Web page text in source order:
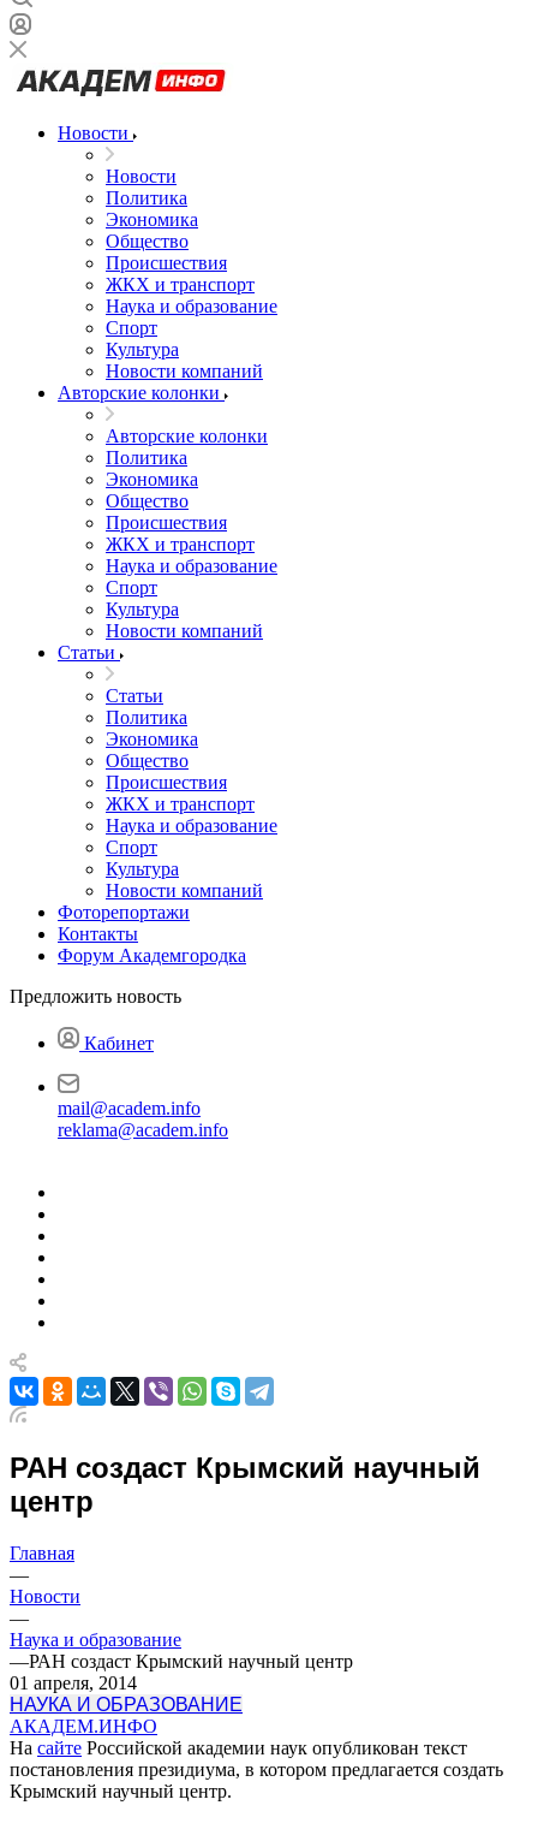
Новости
Новости
Политика
Экономика
Общество
Происшествия
ЖКХ и транспорт
Наука и образование
Спорт
Культура
Новости компаний
Авторские колонки
Авторские колонки
Политика
Экономика
Общество
Происшествия
ЖКХ и транспорт
Наука и образование
Спорт
Культура
Новости компаний
Статьи
Статьи
Политика
Экономика
Общество
Происшествия
ЖКХ и транспорт
Наука и образование
Спорт
Культура
Новости компаний
Фоторепортажи
Контакты
Форум Академгородка
Предложить новость
Кабинет
mail@academ.info
reklama@academ.info
РАН создаст Крымский научный
центр
Главная
—
Новости
—
Наука и образование
—РАН создаст Крымский научный центр
01 апреля, 2014
НАУКА И ОБРАЗОВАНИЕ
АКАДЕМ.ИНФО
На сайте Российской академии наук опубликован текст
постановления президиума, в котором предлагается создать
Крымский научный центр.